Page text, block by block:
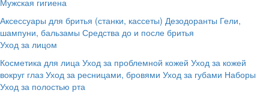
Аксессуары для бритья (станки, кассеты) Дезодоранты Гели,
шампуни, бальзамы Средства до и после бритья
Уход за лицом
Косметика для лица Уход за проблемной кожей Уход за кожей
вокруг глаз Уход за ресницами, бровями Уход за губами Наборы
Уход за полостью рта